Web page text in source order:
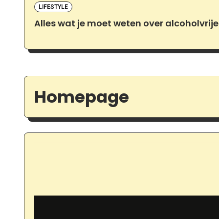
LIFESTYLE
Alles wat je moet weten over
Homepage